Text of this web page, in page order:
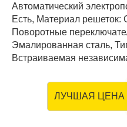
Автоматический
Есть, Материал решеток:
Поворотные
Эмалированная сталь,
Встраиваемая
ЛУЧШАЯ ЦЕНА